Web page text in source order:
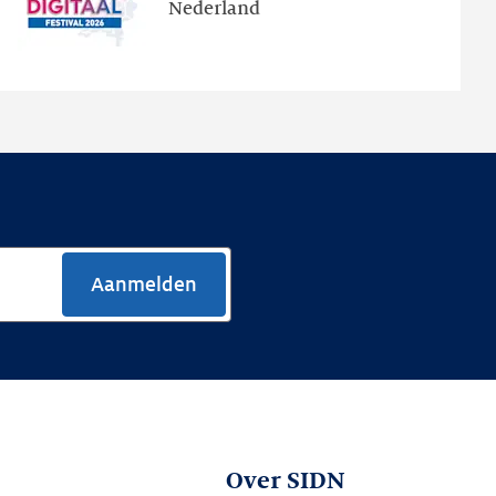
Nederland
Aanmelden
Over SIDN